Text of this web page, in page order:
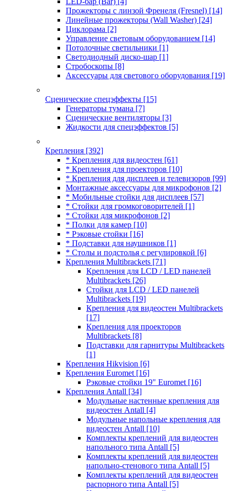
Прожекторы с линзой Френеля (Fresnel) [14]
Линейные прожекторы (Wall Washer) [24]
Циклорама [2]
Управление световым оборудованием [14]
Потолочные светильники [1]
Светодиодный диско-шар [1]
Стробоскопы [8]
Аксессуары для светового оборудования [19]
Сценические спецэффекты [15]
Генераторы тумана [7]
Сценические вентиляторы [3]
Жидкости для спецэффектов [5]
Крепления [392]
* Крепления для видеостен [61]
* Крепления для проекторов [10]
* Крепления для дисплеев и телевизоров [99]
Монтажные аксессуары для микрофонов [2]
* Мобильные стойки для дисплеев [57]
* Стойки для громкоговорителей [1]
* Стойки для микрофонов [2]
* Полки для камер [10]
* Рэковые стойки [16]
* Подставки для наушников [1]
* Столы и подстолья с регулировкой [6]
Крепления Multibrackets [71]
Крепления для LCD / LED панелей
Multibrackets [26]
Стойки для LCD / LED панелей
Multibrackets [19]
Крепления для видеостен Multibrackets
[17]
Крепления для проекторов
Multibrackets [8]
Подставки для гарнитуры Multibrackets
[1]
Крепления Hikvision [6]
Крепления Euromet [16]
Рэковые стойки 19" Euromet [16]
Крепления Antall [34]
Модульные настенные крепления для
видеостен Antall [4]
Модульные напольные крепления для
видеостен Antall [10]
Комплекты креплений для видеостен
напольного типа Antall [5]
Комплекты креплений для видеостен
напольно-стенового типа Antall [5]
Комплекты креплений для видеостен
распорного типа Antall [5]